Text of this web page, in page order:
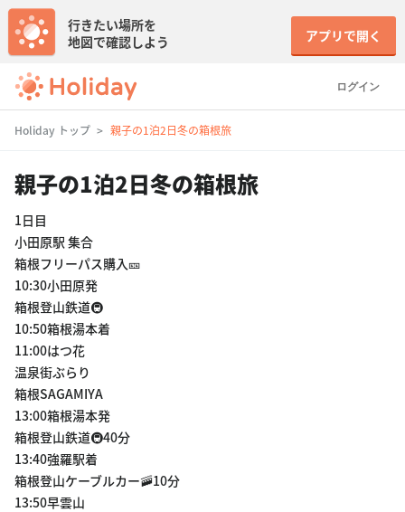
ログイン
行きたい場所を
地図で確認しよう
アプリで開く
Holiday トップ 親子の1泊2日冬の箱根旅
親子の1泊2日冬の箱根旅
1日目
小田原駅 集合
箱根フリーパス購入🎫
10:30小田原発
箱根登山鉄道🚇
10:50箱根湯本着
11:00はつ花
温泉街ぶらり
箱根SAGAMIYA
13:00箱根湯本発
箱根登山鉄道🚇40分
13:40強羅駅着
箱根登山ケーブルカー🚠10分
13:50早雲山